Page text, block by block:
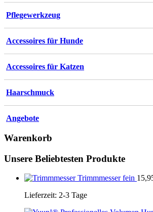
Pflegewerkzeug
Accessoires für Hunde
Accessoires für Katzen
Haarschmuck
Angebote
Warenkorb
Unsere Beliebtesten Produkte
Trimmmesser fein
Lieferzeit: 2-3 Tage